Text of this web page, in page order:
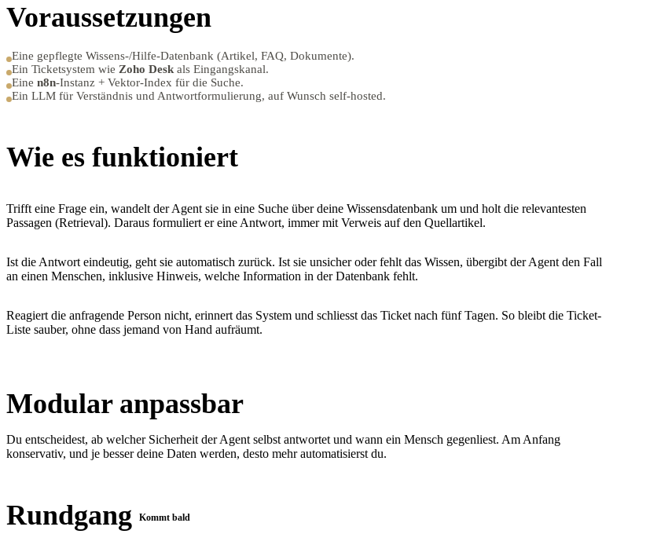
Voraussetzungen
Eine gepflegte Wissens-/Hilfe-Datenbank (Artikel, FAQ, Dokumente).
Ein Ticketsystem wie Zoho Desk als Eingangskanal.
Eine n8n-Instanz + Vektor-Index für die Suche.
Ein LLM für Verständnis und Antwortformulierung, auf Wunsch self-hosted.
Wie es funktioniert
Trifft eine Frage ein, wandelt der Agent sie in eine Suche über deine Wissensdatenbank um und holt die relevantesten
Passagen (Retrieval). Daraus formuliert er eine Antwort, immer mit Verweis auf den Quellartikel.
Ist die Antwort eindeutig, geht sie automatisch zurück. Ist sie unsicher oder fehlt das Wissen, übergibt der Agent den Fall
an einen Menschen, inklusive Hinweis, welche Information in der Datenbank fehlt.
Reagiert die anfragende Person nicht, erinnert das System und schliesst das Ticket nach fünf Tagen. So bleibt die Ticket-
Liste sauber, ohne dass jemand von Hand aufräumt.
Modular anpassbar
Du entscheidest, ab welcher Sicherheit der Agent selbst antwortet und wann ein Mensch gegenliest. Am Anfang
konservativ, und je besser deine Daten werden, desto mehr automatisierst du.
Rundgang Kommt bald